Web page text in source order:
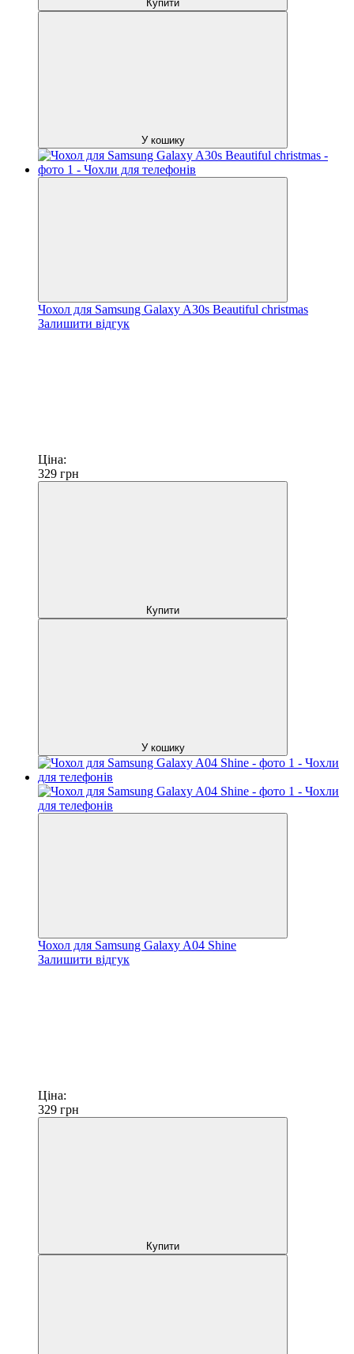
Купити
У кошику
Чохол для Samsung Galaxy A30s Beautiful christmas
Залишити відгук
Ціна:
329 грн
Купити
У кошику
Чохол для Samsung Galaxy A04 Shine
Залишити відгук
Ціна:
329 грн
Купити